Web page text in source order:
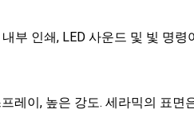
부 인쇄, LED 사운드 및 빛 명령
레이, 높은 강도. 세라믹의 표면